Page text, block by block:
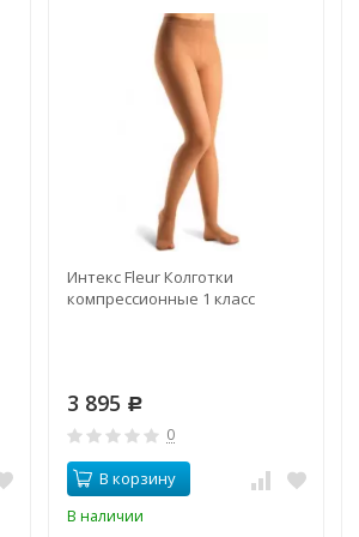
Интекс Fleur Колготки
компрессионные 1 класс
3 895 Р
0
В корзину
В наличии